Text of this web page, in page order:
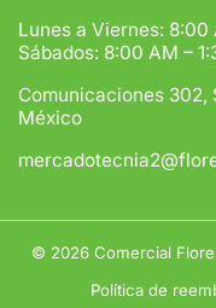
Lunes a Viernes: 8:00
Sábados: 8:00 AM –
Comunicaciones 302,
México
© 2026 Comercial
Política de